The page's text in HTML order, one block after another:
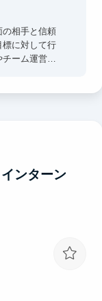
の相手と信頼
標に対して行
ーム運営に
ンターン